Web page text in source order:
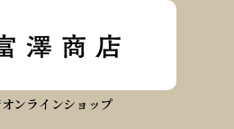
ンラインショップ